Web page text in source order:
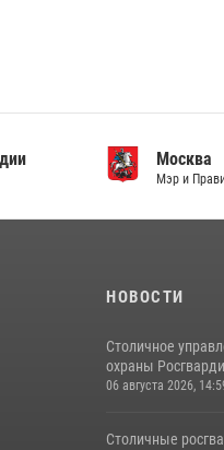
Москва
Мэр и
НОВОСТИ
Столичное
охраны
06 августа 2026,
Столичные